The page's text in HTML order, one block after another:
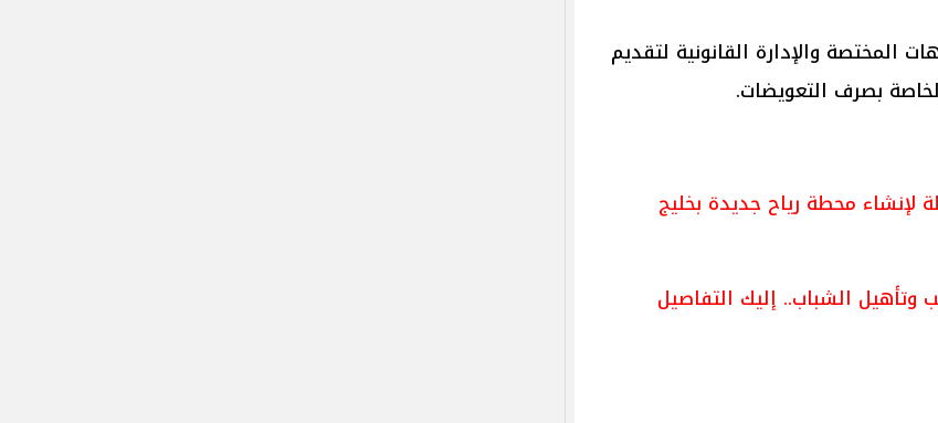
المختصة والإدارة القانونية لتقديم
بصرف التعويضات.
لإنشاء محطة رياح جديدة بخليج